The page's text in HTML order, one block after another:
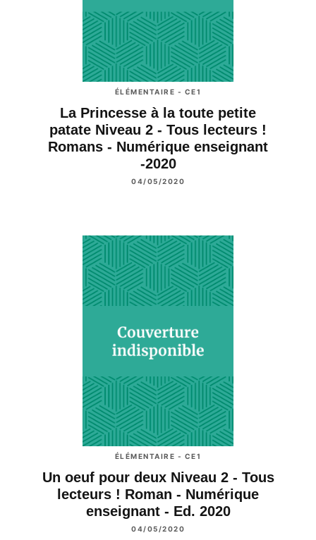
ÉLÉMENTAIRE - CE1
La Princesse à la toute petite
patate Niveau 2 - Tous lecteurs !
Romans - Numérique enseignant
-2020
04/05/2020
ÉLÉMENTAIRE - CE1
Un oeuf pour deux Niveau 2 - Tous
lecteurs ! Roman - Numérique
enseignant - Ed. 2020
04/05/2020